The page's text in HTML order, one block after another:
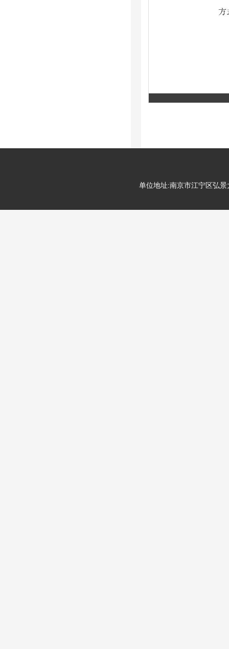
单位地址:南京市江宁区弘